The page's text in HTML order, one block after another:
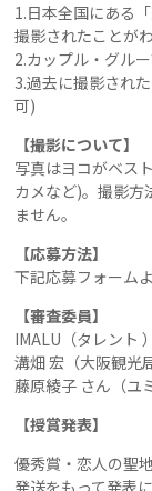
1.日本全国にある
撮影されたことが
2.カップル・グル
3.過去に撮影され
可)
【撮影について】
写真はヨコがベス
カメなど)。撮影方
ません。
【応募方法】
下記応募フォーム
【審査委員】
IMALU（タレント
溝畑 宏（大阪観光
藤原綾子 さん（ユ
【授賞発表】
優秀賞・恋人の聖